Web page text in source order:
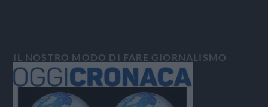
IL NOSTRO MODO DI FARE GIORNALISMO